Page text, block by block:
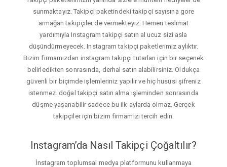
sunmaktayız. Takipçi paketindeki takipçi sayısına gore
armağan takipçiler de vermekteyiz. Hemen teslimat
yardımıyla Instagram takipçi satın al ucuz sizi asla
düşündürmeyecek. Instagram takipçi paketlerimiz aylıktır.
Bizim firmamızdan instagram takipçi tutarları için bir seçenek
belirledikten sonrasında, derhal satın alabilirsiniz. Oldukça
güvenli bir biçimde işlemleriniz yapılır ve hiç hususi şifreniz
istenmez. doğal takipçi satın alma işleminden sonrasında
düşme yaşanabilir sadece bu ilk aylarda olmaz. Gerçek
takipçiler için bizim firmamızı tercih edin.
Instagram’da Nasıl Takipçi Çoğaltılır?
İnstagram toplumsal medya platformunu kullanmaya